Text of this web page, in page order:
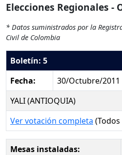
Elecciones Regionales -
* Datos suministrados por la
Civil de Colombia
Boletín: 5
Fecha:
30/Octubre/2011
YALI (ANTIOQUIA)
Ver votación completa
Mesas instaladas: